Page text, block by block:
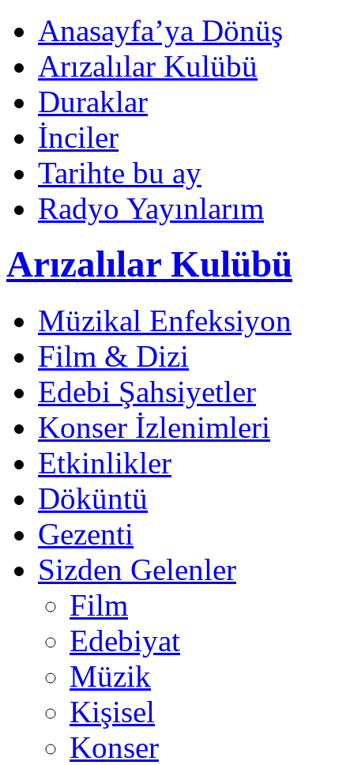
Anasayfa’ya Dönüş
Arızalılar Kulübü
Duraklar
İnciler
Tarihte bu ay
Radyo Yayınlarım
Arızalılar Kulübü
Müzikal Enfeksiyon
Film & Dizi
Edebi Şahsiyetler
Konser İzlenimleri
Etkinlikler
Döküntü
Gezenti
Sizden Gelenler
Film
Edebiyat
Müzik
Kişisel
Konser